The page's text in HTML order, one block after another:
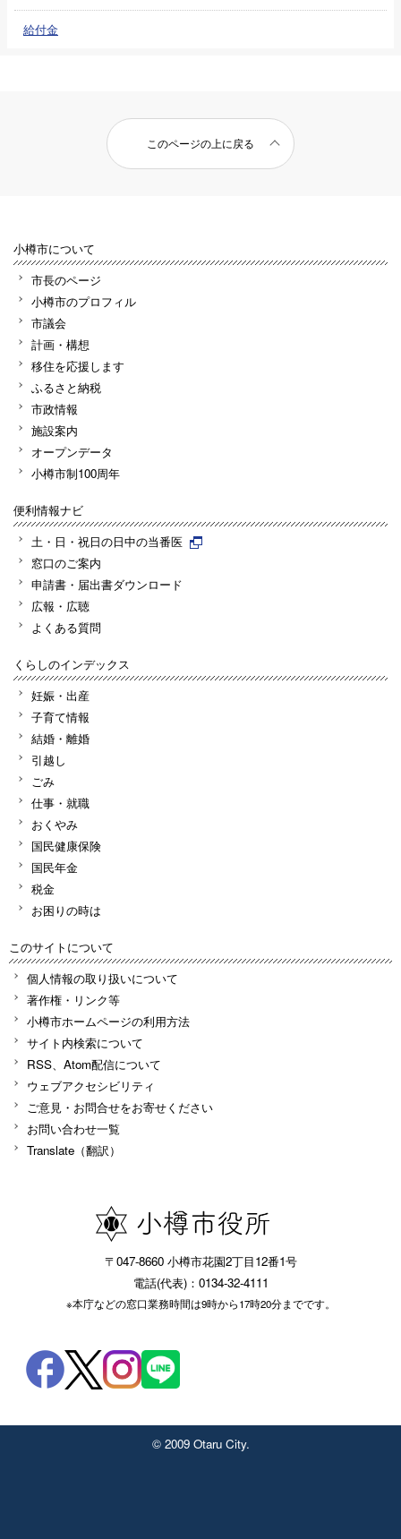
給付金
このページの上に戻る
小樽市について
市長のページ
小樽市のプロフィル
市議会
計画・構想
移住を応援します
ふるさと納税
市政情報
施設案内
オープンデータ
小樽市制100周年
便利情報ナビ
土・日・祝日の日中の当番医
窓口のご案内
申請書・届出書ダウンロード
広報・広聴
よくある質問
くらしのインデックス
妊娠・出産
子育て情報
結婚・離婚
引越し
ごみ
仕事・就職
おくやみ
国民健康保険
国民年金
税金
お困りの時は
このサイトについて
個人情報の取り扱いについて
著作権・リンク等
小樽市ホームページの利用方法
サイト内検索について
RSS、Atom配信について
ウェブアクセシビリティ
ご意見・お問合せをお寄せください
お問い合わせ一覧
Translate（翻訳）
〒047-8660 小樽市花園2丁目12番1号
電話(代表)：0134-32-4111
※本庁などの窓口業務時間は9時から17時20分までです。
© 2009 Otaru City.